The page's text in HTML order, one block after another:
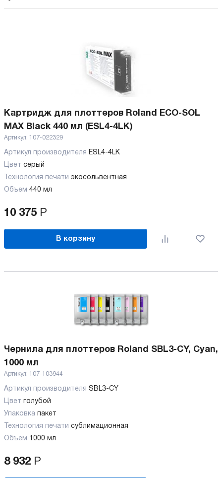
Картридж для плоттеров Roland ECO-SOL
MAX Black 440 мл (ESL4-4LK)
Артикул: 107-022329
Артикул производителя
ESL4-4LK
Цвет серый
Технология печати экосольвентная
Объем 440 мл
10 375 Р
В корзину
Чернила для плоттеров Roland SBL3-CY, Cyan,
1000 мл
Артикул: 107-103944
Артикул производителя SBL3-CY
Цвет голубой
Упаковка пакет
Технология печати сублимационная
Объем
1000 мл
8 932 Р